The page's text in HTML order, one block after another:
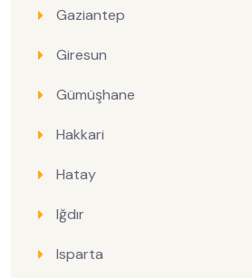
Gaziantep
Giresun
Gümüşhane
Hakkari
Hatay
Iğdır
Isparta